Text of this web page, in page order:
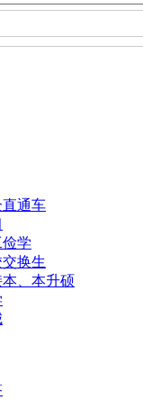
直通车
学
换生
、本升硕